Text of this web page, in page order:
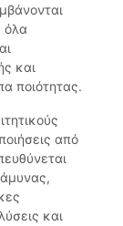
όλα
και
ποιότητας.
από
και